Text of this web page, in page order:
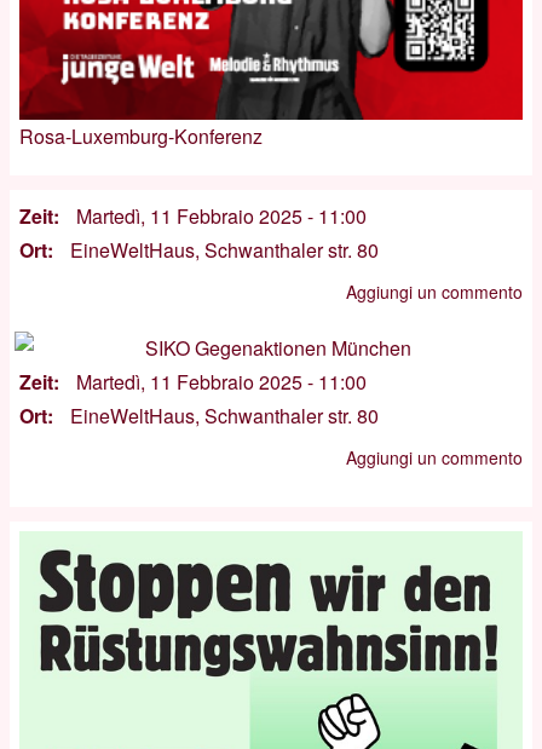
Rosa-Luxemburg-Konferenz
Zeit
Martedì, 11 Febbraio 2025 - 11:00
Ort
EineWeltHaus, Schwanthaler str. 80
Aggiungi un commento
Zeit
Martedì, 11 Febbraio 2025 - 11:00
Ort
EineWeltHaus, Schwanthaler str. 80
Aggiungi un commento